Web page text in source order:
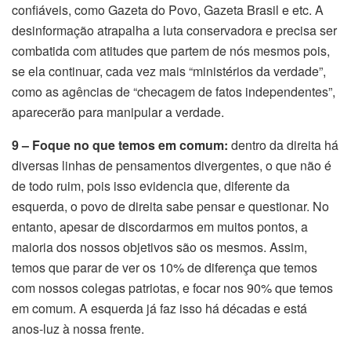
confiáveis, como Gazeta do Povo, Gazeta Brasil e etc. A
desinformação atrapalha a luta conservadora e precisa ser
combatida com atitudes que partem de nós mesmos pois,
se ela continuar, cada vez mais “ministérios da verdade”,
como as agências de “checagem de fatos independentes”,
aparecerão para manipular a verdade.
9 – Foque no que temos em comum: dentro da direita há
diversas linhas de pensamentos divergentes, o que não é
de todo ruim, pois isso evidencia que, diferente da
esquerda, o povo de direita sabe pensar e questionar. No
entanto, apesar de discordarmos em muitos pontos, a
maioria dos nossos objetivos são os mesmos. Assim,
temos que parar de ver os 10% de diferença que temos
com nossos colegas patriotas, e focar nos 90% que temos
em comum. A esquerda já faz isso há décadas e está
anos-luz à nossa frente.